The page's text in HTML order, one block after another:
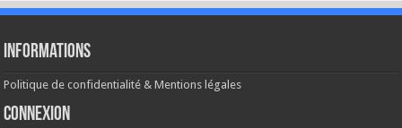
Informations
Politique de confidentialité & Mentions légales
Connexion